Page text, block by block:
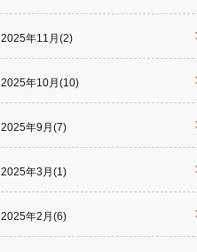
2025年11月(2)
2025年10月(10)
2025年9月(7)
2025年3月(1)
2025年2月(6)